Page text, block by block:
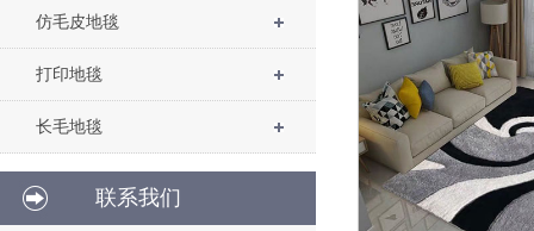
仿毛皮地毯
打印地毯
长毛地毯
联系我们